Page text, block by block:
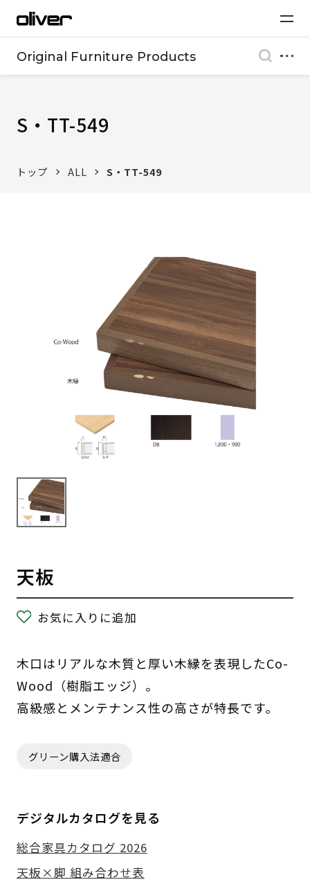
Original Furniture Products
S・TT-549
トップ ALL S・TT-549
天板
お気に入りに追加
木口はリアルな木質と厚い木縁を表現したCo-
Wood（樹脂エッジ）。
高級感とメンテナンス性の高さが特長です。
グリーン購入法適合
デジタルカタログを見る
総合家具カタログ 2026
天板×脚 組み合わせ表